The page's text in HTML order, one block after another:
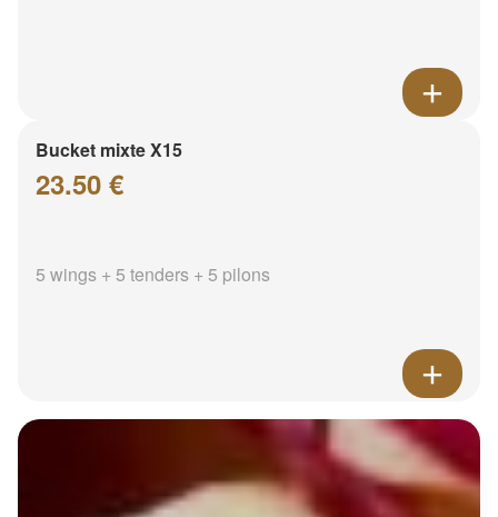
Bucket mixte X15
23.50 €
5 wings + 5 tenders + 5 pilons